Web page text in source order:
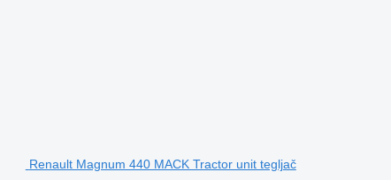
Renault Magnum 440 MACK Tractor unit tegljač